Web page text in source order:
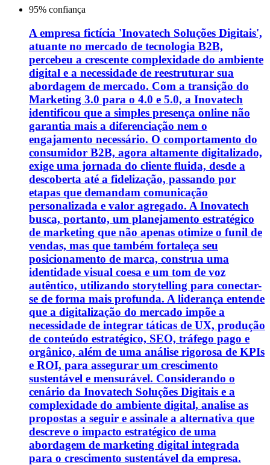
95% confiança
A empresa fictícia 'Inovatech Soluções Digitais',
atuante no mercado de tecnologia B2B,
percebeu a crescente complexidade do ambiente
digital e a necessidade de reestruturar sua
abordagem de mercado. Com a transição do
Marketing 3.0 para o 4.0 e 5.0, a Inovatech
identificou que a simples presença online não
garantia mais a diferenciação nem o
engajamento necessário. O comportamento do
consumidor B2B, agora altamente digitalizado,
exige uma jornada do cliente fluida, desde a
descoberta até a fidelização, passando por
etapas que demandam comunicação
personalizada e valor agregado. A Inovatech
busca, portanto, um planejamento estratégico
de marketing que não apenas otimize o funil de
vendas, mas que também fortaleça seu
posicionamento de marca, construa uma
identidade visual coesa e um tom de voz
autêntico, utilizando storytelling para conectar-
se de forma mais profunda. A liderança entende
que a digitalização do mercado impõe a
necessidade de integrar táticas de UX, produção
de conteúdo estratégico, SEO, tráfego pago e
orgânico, além de uma análise rigorosa de KPIs
e ROI, para assegurar um crescimento
sustentável e mensurável. Considerando o
cenário da Inovatech Soluções Digitais e a
complexidade do ambiente digital, analise as
propostas a seguir e assinale a alternativa que
descreve o impacto estratégico de uma
abordagem de marketing digital integrada
para o crescimento sustentável da empresa.